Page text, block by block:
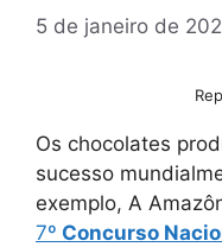
5 de janeiro de
Os chocolates
sucesso
exemplo, A
7º Concurso